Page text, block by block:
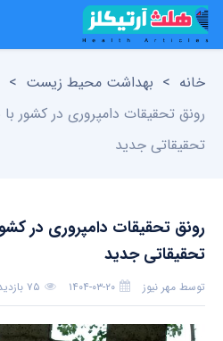
خانه > بهداشت محیط زیست >
تحقیقاتی جدید
تحقیقاتی جدید
توسط مهر نیوز ۱۴۰۴-۰۳-۲۰ ۷۵ بازدید